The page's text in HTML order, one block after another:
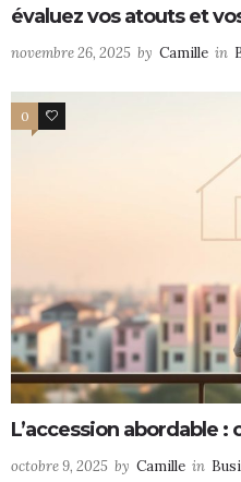
évaluez vos atouts et
novembre 26, 2025 by Camille in
0 0
L’accession abordable
octobre 9, 2025 by Camille in